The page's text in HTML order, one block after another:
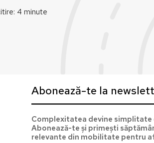
4 minute
Abonează-te la
Complexitatea devine simplitate
Abonează-te și primești
relevante din mobilitate pentru